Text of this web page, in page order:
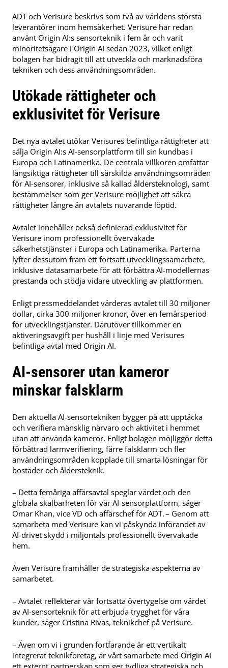
ADT och Verisure beskrivs som två av världens största
leverantörer inom hemsäkerhet. Verisure har redan
använt Origin AI:s sensorteknik i fem år och varit
minoritetsägare i Origin AI sedan 2023, vilket enligt
bolagen har bidragit till att utveckla och marknadsföra
tekniken och dess användningsområden.
Utökade rättigheter och
exklusivitet för Verisure
Det nya avtalet utökar Verisures befintliga rättigheter att
sälja Origin AI:s AI-sensorplattform till sin kundbas i
Europa och Latinamerika. De centrala villkoren omfattar
långsiktiga rättigheter till särskilda användningsområden
för AI-sensorer, inklusive så kallad åldersteknologi, samt
bestämmelser som ger Verisure möjlighet att säkra
rättigheter längre än avtalets nuvarande löptid.
Avtalet innehåller också definierad exklusivitet för
Verisure inom professionellt övervakade
säkerhetstjänster i Europa och Latinamerika. Parterna
lyfter dessutom fram ett fortsatt utvecklingssamarbete,
inklusive datasamarbete för att förbättra AI-modellernas
prestanda och stödja vidare utveckling av plattformen.
Enligt pressmeddelandet värderas avtalet till 30 miljoner
dollar, cirka 300 miljoner kronor, över en femårsperiod
för utvecklingstjänster. Därutöver tillkommer en
aktiveringsavgift per hushåll i linje med Verisures
befintliga avtal med Origin AI.
AI-sensorer utan kameror
minskar falsklarm
Den aktuella AI-sensortekniken bygger på att upptäcka
och verifiera mänsklig närvaro och aktivitet i hemmet
utan att använda kameror. Enligt bolagen möjliggör detta
förbättrad larmverifiering, färre falsklarm och fler
användningsområden kopplade till smarta lösningar för
bostäder och åldersteknik.
– Detta femåriga affärsavtal speglar värdet och den
globala skalbarheten för vår AI-sensorplattform, säger
Omar Khan, vice VD och affärschef för ADT. – Genom att
samarbeta med Verisure kan vi påskynda införandet av
AI-drivet skydd i miljontals professionellt övervakade
hem.
Även Verisure framhåller de strategiska aspekterna av
samarbetet.
– Avtalet reflekterar vår fortsatta övertygelse om värdet
av AI-sensorteknik för att erbjuda trygghet för våra
kunder, säger Cristina Rivas, teknikchef på Verisure.
– Även om vi i grunden fortfarande är ett vertikalt
integrerat teknikföretag, är vårt samarbete med Origin AI
ett externt partnerskap som ger tydliga strategiska och